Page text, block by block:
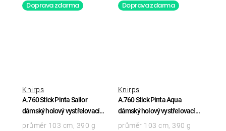
Doprava zdarma
A.760 Stick Pinta Sailor
dámský holový vystřelovací
deštník
Knirps
průměr 103 cm, 390 g
Doprava zdarma
A.760 Stick Pinta Aqua
dámský holový vystřelovací
deštník
Knirps
průměr 103 cm, 390 g